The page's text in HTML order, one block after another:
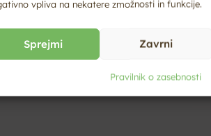
vpliva na nekatere zmožnosti in funkcije.
Sprejmi Zavrni
Pravilnik o zasebnosti